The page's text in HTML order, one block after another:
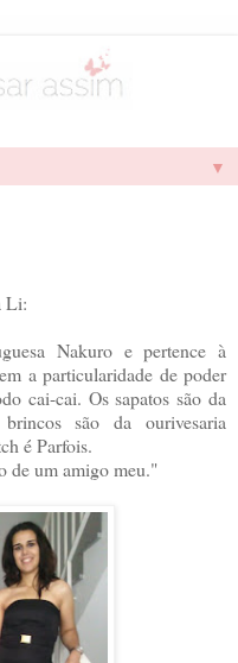
▼
Li:
Nakuro e pertence à
a particularidade de poder
cai-cai. Os sapatos são da
são da ourivesaria
é Parfois.
de um amigo meu."